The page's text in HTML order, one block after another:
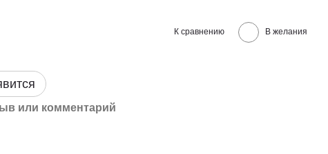
К сравнению В желания
или комментарий